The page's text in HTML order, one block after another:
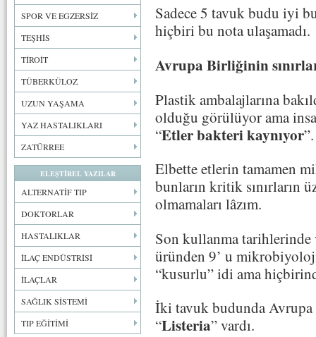
SPOR VE EGZERSİZ
TEŞHİS
TİROİT
TÜBERKÜLOZ
UZUN YAŞAMA
YAZ HASTALIKLARI
ZATÜRREE
ELEŞTİREL YAZILAR
ALTERNATİF TIP
DOKTORLAR
HASTALIKLAR
İLAÇ ENDÜSTRİSİ
İLAÇLAR
SAĞLIK SİSTEMİ
TIP EĞİTİMİ
Sadece 5 tavuk budu iyi
hiçbiri bu nota ulaşamadı.
Avrupa Birliğinin
Plastik ambalajlarına
olduğu görülüyor ama
“Etler bakteri kaynıyor”.
Elbette etlerin tamamen
bunların kritik sınırların
olmamaları lâzım.
Son kullanma tarihlerinde
üründen 9’ u
“kusurlu” idi ama
İki tavuk budunda Avrupa
“Listeria” vardı.